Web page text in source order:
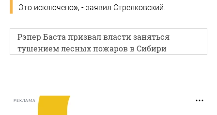
Это исключено», - заявил Стрелковский.
Рэпер Баста призвал власти заняться
тушением лесных пожаров в Сибири
РЕКЛАМА